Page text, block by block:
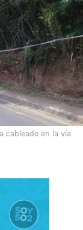
cableado en la vía